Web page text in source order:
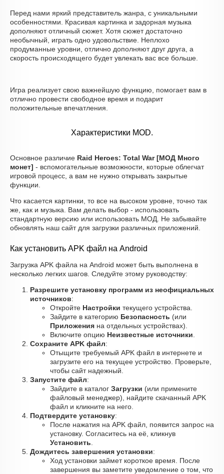
Перед нами яркий представитель жанра, с уникальными
особенностями. Красивая картинка и задорная музыка
дополняют отличный сюжет. Хотя сюжет достаточно
необычный, играть одно удовольствие. Неплохо
продуманные уровни, отлично дополняют друг друга, а
скорость происходящего будет увлекать вас все больше.
Игра реализует свою важнейшую функцию, помогает вам в
отлично провести свободное время и подарит
положительные впечатления.
Характеристики MOD.
Основное различие Raid Heroes: Total War [МОД Много
монет] - вспомогательные возможности, которые облегчат
игровой процесс, а вам не нужно открывать закрытые
функции.
Что касается картинки, то все на высоком уровне, точно так
же, как и музыка. Вам делать выбор - использовать
стандартную версию или использовать МОД. Не забывайте
обновлять наш сайт для загрузки различных приложений.
Как установить APK файл на Android
Загрузка APK файла на Android может быть выполнена в
несколько легких шагов. Следуйте этому руководству:
Разрешите установку программ из неофициальных
источников:
Откройте Настройки текущего устройства.
Зайдите в категорию Безопасность (или
Приложения на отдельных устройствах).
Включите опцию Неизвестные источники
Сохраните APK файл:
Отыщите требуемый APK файл в интернете и
загрузите его на текущее устройство. Проверьте,
чтобы сайт надежный.
Запустите файл:
Зайдите в каталог Загрузки (или примените
файловый менеджер), найдите скачанный APK
файл и кликните на него.
Подтвердите установку:
После нажатия на APK файл, появится запрос на
установку. Согласитесь на её, кликнув
Установить
Дождитесь завершения установки:
Ход установки займет короткое время. После
завершения вы заметите уведомление о том, что